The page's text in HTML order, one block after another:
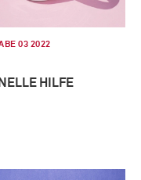
03 2022
HILFE